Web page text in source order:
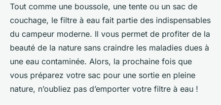
Tout comme une boussole, une tente ou un sac de
couchage, le filtre à eau fait partie des indispensables
du campeur moderne. Il vous permet de profiter de la
beauté de la nature sans craindre les maladies dues à
une eau contaminée. Alors, la prochaine fois que
vous préparez votre sac pour une sortie en pleine
nature, n’oubliez pas d’emporter votre filtre à eau !